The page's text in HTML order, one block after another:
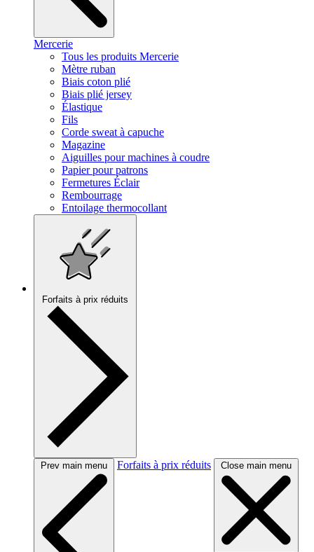
Mercerie
Tous les produits Mercerie
Mètre ruban
Biais coton plié
Biais plié jersey
Élastique
Fils
Corde sweat à capuche
Magazine
Aiguilles pour machines à coudre
Papier pour patrons
Fermetures Éclair
Rembourrage
Entoilage thermocollant
Forfaits à prix réduits
Prev main menu Forfaits à prix réduits Close main menu